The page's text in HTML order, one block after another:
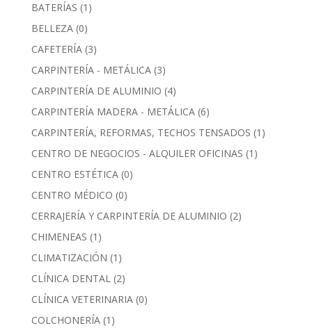
BATERÍAS (1)
BELLEZA(0)
CAFETERÍA(3)
CARPINTERÍA - METÁLICA(3)
CARPINTERÍA DE ALUMINIO (4)
CARPINTERÍA MADERA - METÁLICA(6)
CARPINTERÍA, REFORMAS, TECHOS TENSADOS (1)
CENTRO DE NEGOCIOS - ALQUILER OFICINAS (1)
CENTRO ESTÉTICA(0)
CENTRO MÉDICO (0)
CERRAJERÍA Y CARPINTERÍA DE ALUMINIO (2)
CHIMENEAS (1)
CLIMATIZACIÓN (1)
CLÍNICA DENTAL(2)
CLÍNICA VETERINARIA(0)
COLCHONERÍA(1)